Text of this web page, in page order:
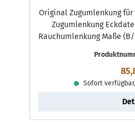
Original Zugumlenkung für den Kaminofen ABC 1 ABC 1
Zugumlenkung Eckdaten: Rauchgasumlenkung,
Rauchumlenkung Maße
Sofort